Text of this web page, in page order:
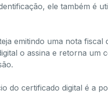
ele também é
emitindo uma nota
o assina e retorna um
do certificado digital é a